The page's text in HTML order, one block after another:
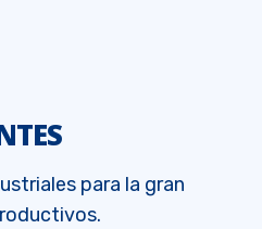
para la gran